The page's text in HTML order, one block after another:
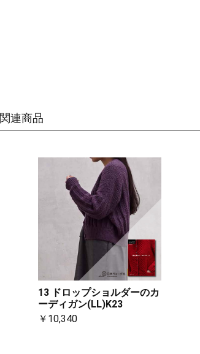
関連商品
13 ドロップショルダーのカ
ーディガン(LL)K23
￥10,340